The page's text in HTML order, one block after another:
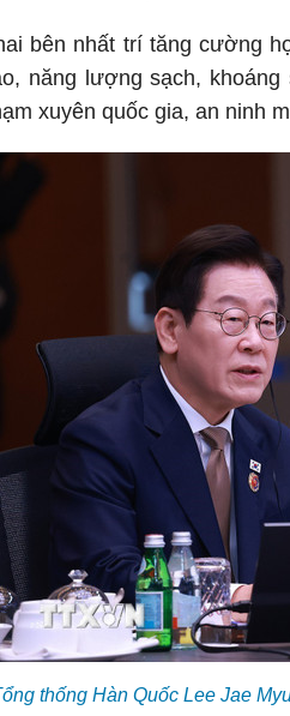
bên nhất trí tăng cường
năng lượng sạch,
xuyên quốc gia, an ninh
thống Hàn Quốc Lee Jae